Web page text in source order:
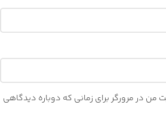
من در مرورگر برای زمانی که دوباره دیدگاهی